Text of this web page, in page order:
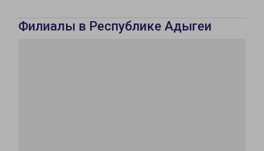
Филиалы в Республике Адыгеи